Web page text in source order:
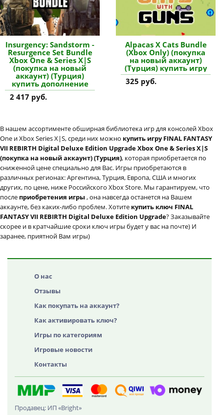
Insurgency: Sandstorm -
Resurgence Set Bundle
Xbox One & Series X|S
(покупка на новый
аккаунт) (Турция)
купить дополнение
2 417 руб.
Alpacas X Cats Bundle
(Xbox Only) (покупка
на новый аккаунт)
(Турция) купить игру
325 руб.
В нашем ассортименте обширная библиотека игр для консолей Xbox
One и Xbox Series X|S, среди них можно купить игру FINAL FANTASY
VII REBIRTH Digital Deluxe Edition Upgrade Xbox One & Series X|S
(покупка на новый аккаунт) (Турция), которая приобретается по
сниженной цене специально для Вас. Игры приобретаются в
различных регионах: Аргентина, Турция, Европа, США и многих
других, по цене, ниже Российского Xbox Store. Мы гарантируем, что
после приобретения игры , она навсегда останется на Вашем
аккаунте, без каких-либо проблем. Хотите купить ключ FINAL
FANTASY VII REBIRTH Digital Deluxe Edition Upgrade? Заказывайте
скорее и в кратчайшие сроки ключ игры будет у вас на почте) И
заранее, приятной Вам игры)
О нас
Отзывы
Как покупать на аккаунт?
Как активировать ключ?
Игры по категориям
Игровые новости
Контакты
Продавец: ИП «Bright»